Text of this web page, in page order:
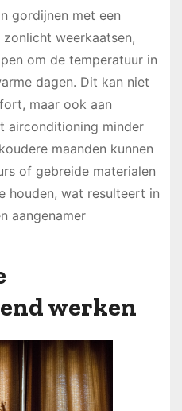
gordijnen met een
weerkaatsen,
om de temperatuur in
dagen. Dit kan niet
maar ook aan
airconditioning minder
maanden kunnen
of gebreide materialen
houden, wat resulteert in
aangenamer
werken